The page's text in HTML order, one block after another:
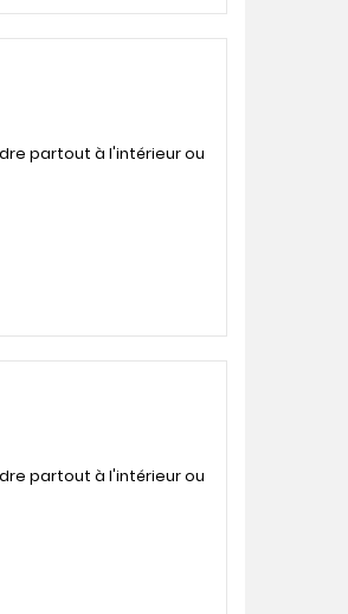
partout à l'intérieur ou
partout à l'intérieur ou